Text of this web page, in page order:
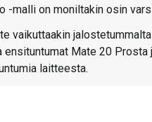
malli on moniltakin osin
vaikuttaakin
Mate 20 Prosta
laitteesta.